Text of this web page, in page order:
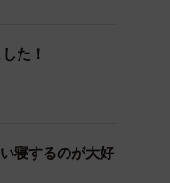
た！
寝するのが大好